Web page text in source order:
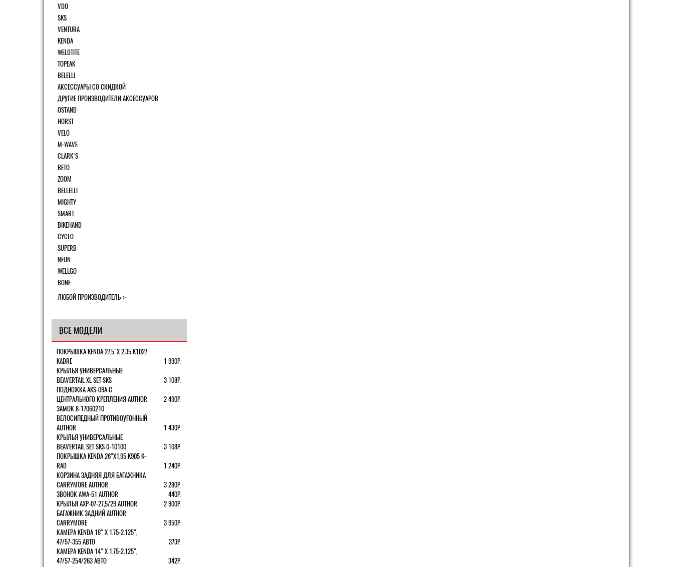
VDO
SKS
VENTURA
KENDA
WELDTITE
TOPEAK
BELELLI
АКСЕССУАРЫ СО СКИДКОЙ
ДРУГИЕ ПРОИЗВОДИТЕЛИ АКСЕССУАРОВ
OSTAND
HORST
VELO
M-WAVE
CLARK`S
BETO
ZOOM
BELLELLI
MIGHTY
SMART
BIKEHAND
CYCLO
SUPERB
NFUN
WELLGO
BONE
ЛЮБОЙ ПРОИЗВОДИТЕЛЬ
ВСЕ МОДЕЛИ
ПОКРЫШКА KENDA 27,5"Х 2,35 K1027
KADRE
1 990Р.
КРЫЛЬЯ УНИВЕРСАЛЬНЫЕ
BEAVERTAIL XL SET SKS
3 108Р.
ПОДНОЖКА AKS-09A C
ЦЕНТРАЛЬНОГО КРЕПЛЕНИЯ AUTHOR
2 490Р.
ЗАМОК 8-17060210
ВЕЛОСИПЕДНЫЙ ПРОТИВОУГОННЫЙ
AUTHOR
1 430Р.
КРЫЛЬЯ УНИВЕРСАЛЬНЫЕ
BEAVERTAIL SET SKS 0-10100
3 108Р.
ПОКРЫШКА KENDA 26"Х1,95 K905 K-
RAD
1 240Р.
КОРЗИНА ЗАДНЯЯ ДЛЯ БАГАЖНИКА
CARRYMORE AUTHOR
3 280Р.
ЗВОНОК AWA-51 AUTHOR
440Р.
КРЫЛЬЯ AXP-07-27,5/29 AUTHOR
2 900Р.
БАГАЖНИК ЗАДНИЙ AUTHOR
CARRYMORE
3 950Р.
КАМЕРА KENDA 18" Х 1.75-2.125",
47/57-355 АВТО
373Р.
КАМЕРА KENDA 14" Х 1.75-2.125",
47/57-254/263 АВТО
342Р.